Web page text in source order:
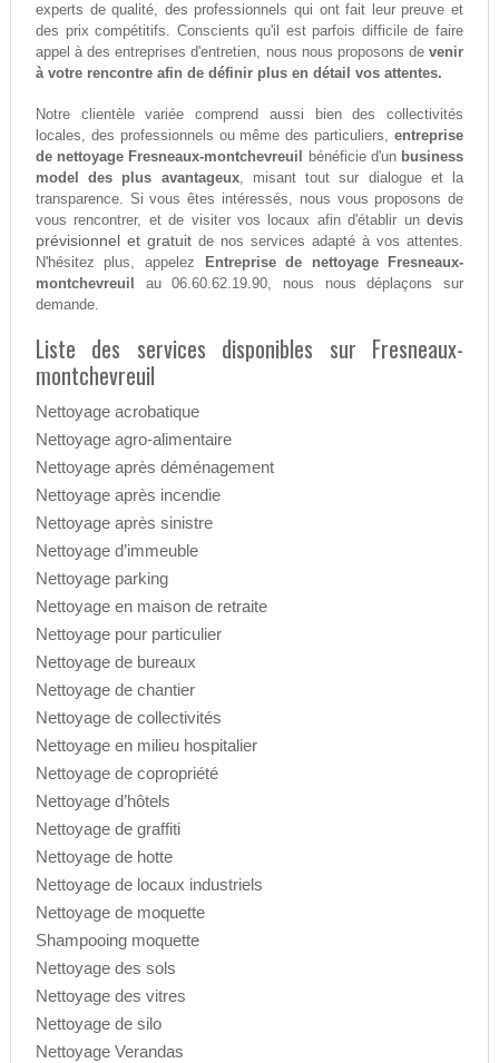
experts de qualité, des professionnels qui ont fait leur preuve et
des prix compétitifs. Conscients qu'il est parfois difficile de faire
appel à des entreprises d'entretien, nous nous proposons devenir
à votre rencontre afin de définir plus en détail vos attentes.
Notre clientèle variée comprend aussi bien des collectivités
locales, des professionnels ou même des particuliers,entreprise
de nettoyage Fresneaux-montchevreuil
bénéficie d'un business
model des plus avantageux, misant tout sur dialogue et la
transparence. Si vous êtes intéressés, nous vous proposons de
vous rencontrer, et de visiter vos locaux afin d'établir undevis
prévisionnel et gratuitde nos services adapté à vos attentes.
N'hésitez plus, appelez
Entreprise de nettoyage Fresneaux-
montchevreuil
au 06.60.62.19.90, nous nous déplaçons sur
demande.
Liste des services disponibles sur Fresneaux-
montchevreuil
Nettoyage acrobatique
Nettoyage agro-alimentaire
Nettoyage après déménagement
Nettoyage après incendie
Nettoyage après sinistre
Nettoyage d’immeuble
Nettoyage parking
Nettoyage en maison de retraite
Nettoyage pour particulier
Nettoyage de bureaux
Nettoyage de chantier
Nettoyage de collectivités
Nettoyage en milieu hospitalier
Nettoyage de copropriété
Nettoyage d’hôtels
Nettoyage de graffiti
Nettoyage de hotte
Nettoyage de locaux industriels
Nettoyage de moquette
Shampooing moquette
Nettoyage des sols
Nettoyage des vitres
Nettoyage de silo
Nettoyage Verandas